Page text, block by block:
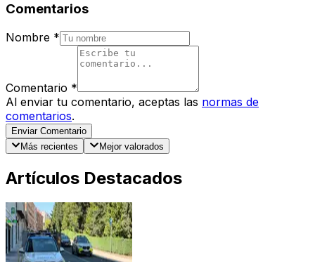
Comentarios
Nombre *
Comentario *
Al enviar tu comentario, aceptas las normas de
comentarios.
Enviar Comentario
Más recientes
Mejor valorados
Artículos Destacados